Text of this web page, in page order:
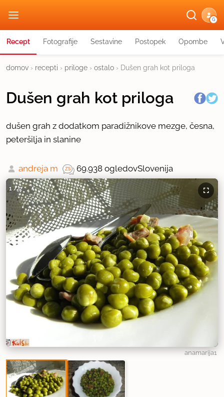
G
Recept Fotografije Sestavine Postopek Opombe
domov › recepti › priloge › ostalo › Dušen grah kot priloga
Dušen grah kot priloga
dušen grah z dodatkom paradižnikove mezge, česna,
peteršilja in slanine
andreja m 69.938 ogledovSlovenija
1/2
anamarija1